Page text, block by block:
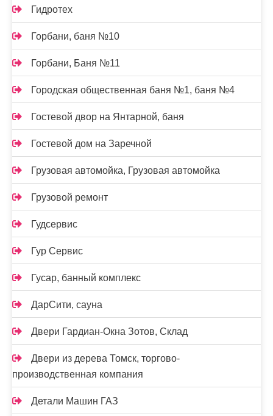
Гидротех
Горбани, баня №10
Горбани, Баня №11
Городская общественная баня №1, баня №4
Гостевой двор на Янтарной, баня
Гостевой дом на Заречной
Грузовая автомойка, Грузовая автомойка
Грузовой ремонт
Гудсервис
Гур Сервис
Гусар, банный комплекс
ДарСити, сауна
Двери Гардиан-Окна Зотов, Склад
Двери из дерева Томск, торгово-
производственная компания
Детали Машин ГАЗ